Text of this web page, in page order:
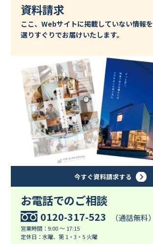
資料請求
ここ、Webサイトに掲載していない情報を
選りすぐりでお届けいたします。
今すぐ資料請求する
お電話でのご相談
0120-317-523 （通話無料）
営業時間：9:00 ～ 17:15
定休日：水曜、第 1・3・5 火曜